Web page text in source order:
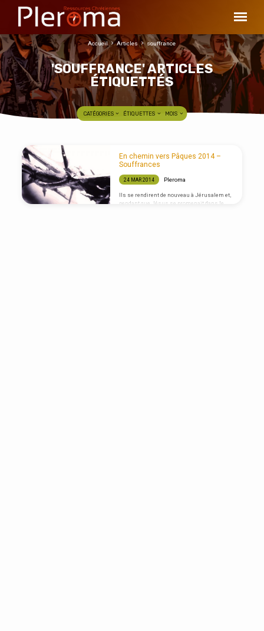
'SOUFFRANCE' ARTICLES
ÉTIQUETTÉS
Accueil Articles souffrance
CATÉGORIES ÉTIQUETTES MOIS
'SOUFFRANCE'
ARTICLES
ÉTIQUETTÉS
En chemin vers Pâques 2014 –
Souffrances
24 MAR 2014 Pleroma
Ils se rendirent de nouveau à Jérusalem et,
pendant que Jésus se promenait dans le